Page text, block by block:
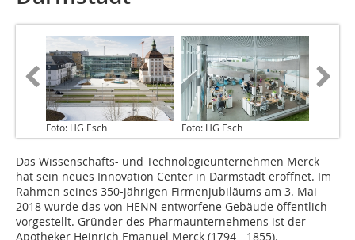
Foto: HG Esch Foto: HG Esch
Das Wissenschafts- und Technologieunternehmen Merck
hat sein neues Innovation Center in Darmstadt eröffnet. Im
Rahmen seines 350-jährigen Firmenjubiläums am 3. Mai
2018 wurde das von HENN entworfene Gebäude öffentlich
vorgestellt. Gründer des Pharmaunternehmens ist der
Apotheker Heinrich Emanuel Merck (1794 – 1855).